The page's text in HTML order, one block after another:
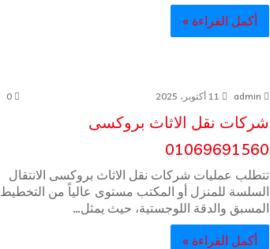
أكمل القراءة »
admin 11 أكتوبر، 2025 0
شركات نقل الاثاث بروكسى
01069691560
تتطلب عمليات شركات نقل الاثاث بروكسى الانتقال
السلسة للمنزل أو المكتب مستوى عالياً من التخطيط
المسبق والدقة اللوجستية، حيث يمثل…
أكمل القراءة »